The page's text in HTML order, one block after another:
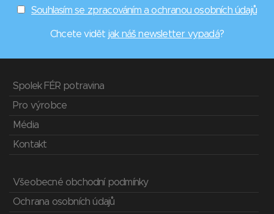
Souhlasím se zpracováním a ochranou osobních údajů
Chcete vidět jak náš newsletter vypadá?
Spolek FÉR potravina
Pro výrobce
Média
Kontakt
Všeobecné obchodní podmínky
Ochrana osobních údajů